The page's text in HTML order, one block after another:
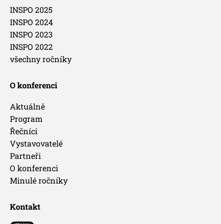
INSPO 2025
INSPO 2024
INSPO 2023
INSPO 2022
všechny ročníky
O konferenci
Aktuálně
Program
Řečníci
Vystavovatelé
Partneři
O konferenci
Minulé ročníky
Kontakt